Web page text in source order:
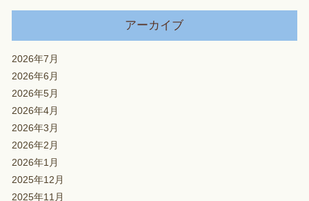
アーカイブ
2026年7月
2026年6月
2026年5月
2026年4月
2026年3月
2026年2月
2026年1月
2025年12月
2025年11月